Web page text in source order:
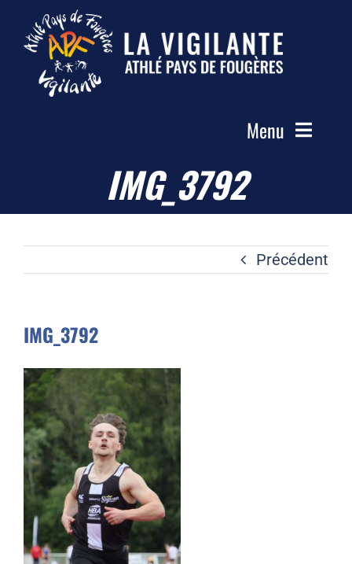
Passer
contenu
Menu
Photos
Contact
IMG_3792
Précédent
IMG_3792